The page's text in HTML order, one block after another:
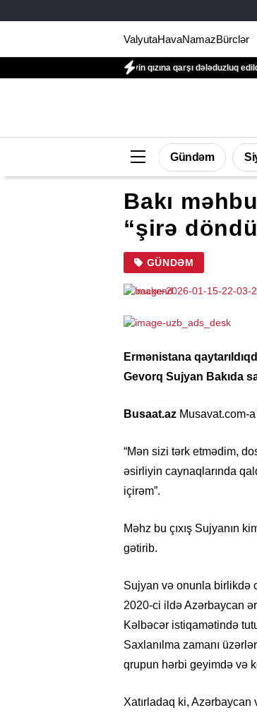
ValyutaHavaNamazBürclər
mayor Natiq Əliyevin qızına qarşı dələduzluq edildi Evinə
Gündəm
Bakı
“şirə
GÜNDƏM
Ermənistana
Gevorq Sujyan Bakıda
Busaat.az Musavat.com-
“Mən sizi tərk etmədim,
əsirliyin caynaqlarında
içirəm”.
Məhz bu çıxış Sujyanın
gətirib.
Sujyan və onunla birlikdə
2020-ci ildə Azərbaycan
Kəlbəcər istiqamətində
Saxlanılma zamanı
qrupun hərbi geyimdə və
Xatırladaq ki, Azərbaycan